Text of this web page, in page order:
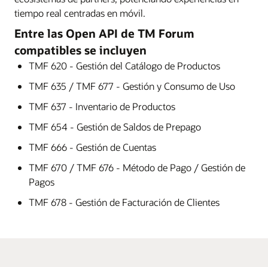
tiempo real centradas en móvil.
Entre las Open API de TM Forum
compatibles se incluyen
TMF 620 - Gestión del Catálogo de Productos
TMF 635 / TMF 677 - Gestión y Consumo de Uso
TMF 637 - Inventario de Productos
TMF 654 - Gestión de Saldos de Prepago
TMF 666 - Gestión de Cuentas
TMF 670 / TMF 676 - Método de Pago / Gestión de
Pagos
TMF 678 - Gestión de Facturación de Clientes